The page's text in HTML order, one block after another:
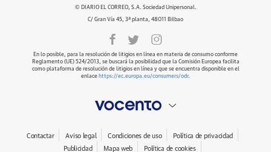
© DIARIO EL CORREO, S.A. Sociedad Unipersonal.
C/ Gran Vía 45, 3ª planta, 48011 Bilbao
En lo posible, para la resolución de litigios en línea en materia de consumo conforme
Reglamento (UE) 524/2013, se buscará la posibilidad que la Comisión Europea facilita
como plataforma de resolución de litigios en línea y que se encuentra disponible en el
enlace https://ec.europa.eu/consumers/odr.
Contactar Aviso legal Condiciones de uso
Política de privacidad
Publicidad
Mapa web Política de cookies